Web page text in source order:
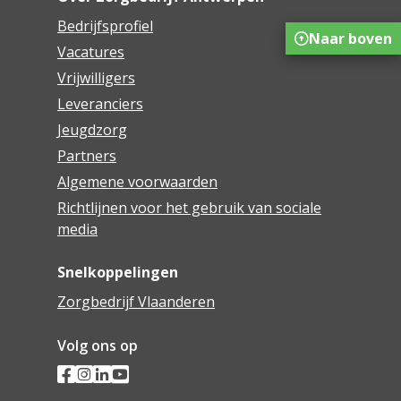
Bedrijfsprofiel
Vacatures
Vrijwilligers
Leveranciers
Jeugdzorg
Partners
Algemene voorwaarden
Richtlijnen voor het gebruik van sociale
media
Snelkoppelingen
Zorgbedrijf Vlaanderen
Volg ons op
Naar boven